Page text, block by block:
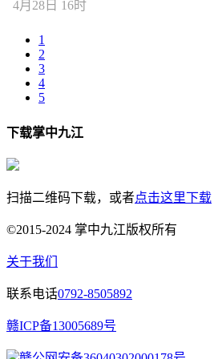
4月28日 16时
1
2
3
4
5
下载掌中九江
扫描二维码下载，或者点击这里下载
©2015-2024 掌中九江版权所有
关于我们
联系电话0792-8505892
赣ICP备13005689号